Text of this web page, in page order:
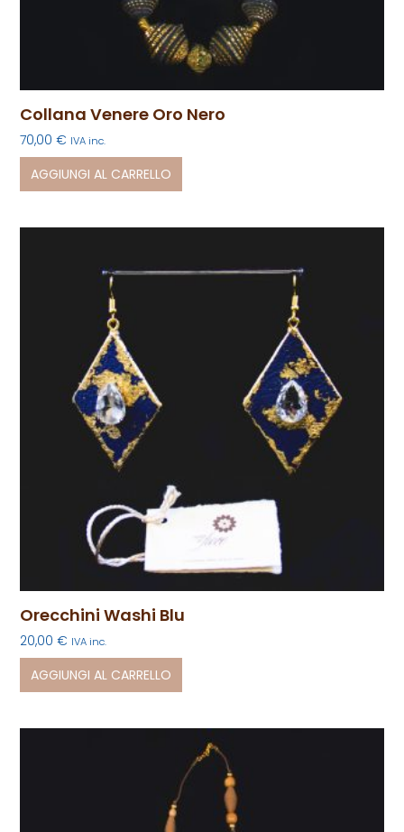
Collana Venere Oro Nero
70,00€ IVA inc.
AGGIUNGI AL CARRELLO
Orecchini Washi Blu
20,00€ IVA inc.
AGGIUNGI AL CARRELLO